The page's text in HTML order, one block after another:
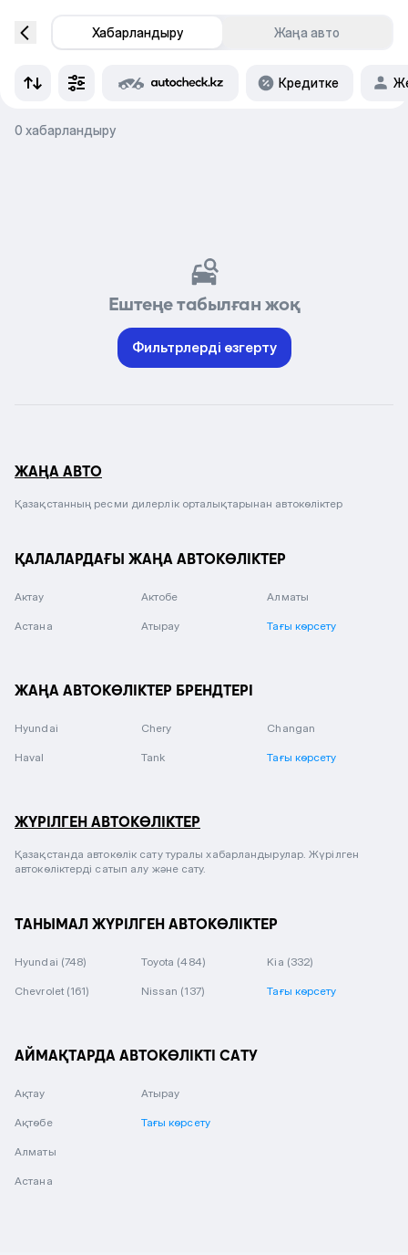
Хабарландыру Жаңа авто
Кредитке
0 хабарландыру
Ештеңе табылған жоқ
Фильтрлерді өзгерту
ЖАҢА АВТО
Қазақстанның ресми дилерлік орталықтарынан автокөліктер
ҚАЛАЛАРДАҒЫ ЖАҢА АВТОКӨЛІКТЕР
Актау Актобе Алматы
Астана Атырау Тағы көрсету
ЖАҢА АВТОКӨЛІКТЕР БРЕНДТЕРІ
Hyundai Chery Changan
Haval Tank Тағы көрсету
ЖҮРІЛГЕН АВТОКӨЛІКТЕР
Қазақстанда автокөлік сату туралы хабарландырулар. Жүрілген
автокөліктерді сатып алу және сату.
ТАНЫМАЛ ЖҮРІЛГЕН АВТОКӨЛІКТЕР
Hyundai (748) Toyota (484) Kia (332)
Chevrolet (161) Nissan (137) Тағы көрсету
АЙМАҚТАРДА АВТОКӨЛІКТІ САТУ
Ақтау
Ақтөбе
Алматы
Астана
Атырау
Тағы көрсету